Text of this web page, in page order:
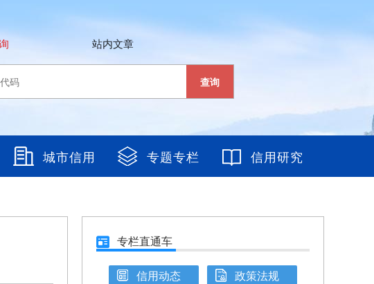
站内文章
查询
城市信用 专题专栏 信用研究
专栏直通车
信用动态
政策法规